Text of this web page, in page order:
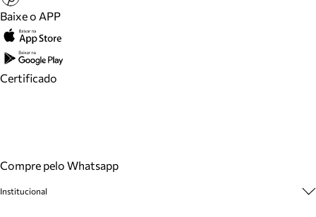
Baixe o APP
Certificado
Compre pelo Whatsapp
Institucional